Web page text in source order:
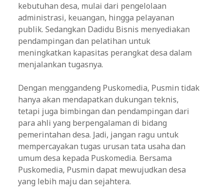
kebutuhan desa, mulai dari pengelolaan
administrasi, keuangan, hingga pelayanan
publik. Sedangkan Dadidu Bisnis menyediakan
pendampingan dan pelatihan untuk
meningkatkan kapasitas perangkat desa dalam
menjalankan tugasnya.
Dengan menggandeng Puskomedia, Pusmin tidak
hanya akan mendapatkan dukungan teknis,
tetapi juga bimbingan dan pendampingan dari
para ahli yang berpengalaman di bidang
pemerintahan desa. Jadi, jangan ragu untuk
mempercayakan tugas urusan tata usaha dan
umum desa kepada Puskomedia. Bersama
Puskomedia, Pusmin dapat mewujudkan desa
yang lebih maju dan sejahtera.